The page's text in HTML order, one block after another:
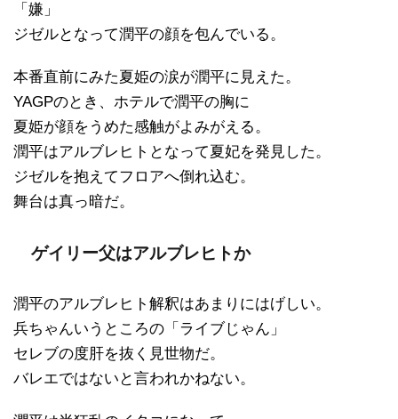
「嫌」
ジゼルとなって潤平の顔を包んでいる。
本番直前にみた夏姫の涙が潤平に見えた。
YAGPのとき、ホテルで潤平の胸に
夏姫が顔をうめた感触がよみがえる。
潤平はアルブレヒトとなって夏妃を発見した。
ジゼルを抱えてフロアへ倒れ込む。
舞台は真っ暗だ。
ゲイリー父はアルブレヒトか
潤平のアルブレヒト解釈はあまりにはげしい。
兵ちゃんいうところの「ライブじゃん」
セレブの度肝を抜く見世物だ。
バレエではないと言われかねない。